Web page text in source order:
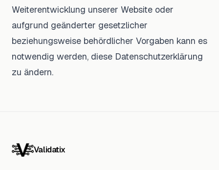
Weiterentwicklung unserer Website oder
aufgrund geänderter gesetzlicher
beziehungsweise behördlicher Vorgaben kann es
notwendig werden, diese Datenschutzerklärung
zu ändern.
Validatix